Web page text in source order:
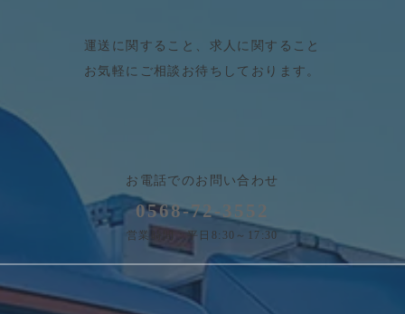
運送に関すること、求人に関すること
お気軽にご相談お待ちしております。
お電話でのお問い合わせ
0568-72-3552
営業時間：平日8:30～17:30